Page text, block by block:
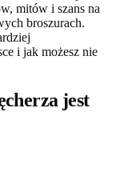
mitów i szans na
broszurach.
i jak możesz nie
jest